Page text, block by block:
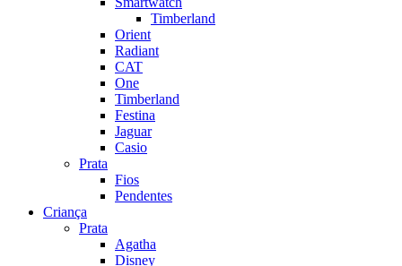
Timberland
Orient
Radiant
CAT
One
Timberland
Festina
Jaguar
Casio
Prata
Fios
Pendentes
Criança
Prata
Agatha
Disney